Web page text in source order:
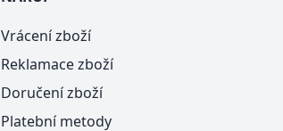
Vrácení zboží
Reklamace zboží
Doručení zboží
Platební metody